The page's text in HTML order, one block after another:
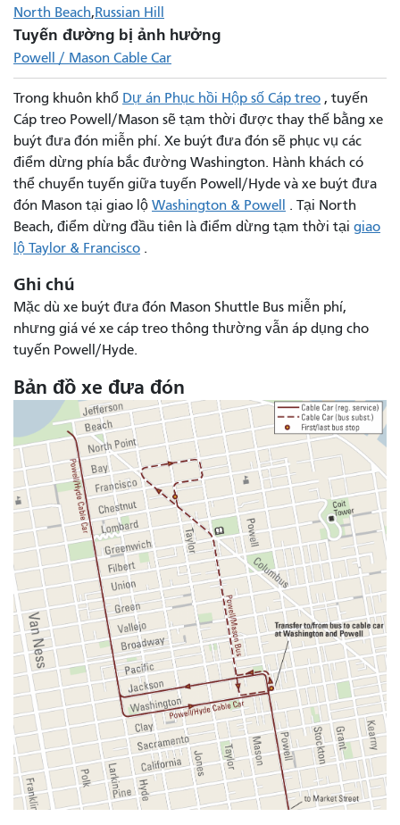
North Beach Russian Hill
Tuyến đường bị ảnh hưởng
Powell / Mason Cable Car
Trong khuôn khổ Dự án Phục hồi Hộp số Cáp treo , tuyến
Cáp treo Powell/Mason sẽ tạm thời được thay thế bằng xe
buýt đưa đón miễn phí. Xe buýt đưa đón sẽ phục vụ các
điểm dừng phía bắc đường Washington. Hành khách có
thể chuyển tuyến giữa tuyến Powell/Hyde và xe buýt đưa
đón Mason tại giao lộ Washington & Powell
. Tại North
Beach, điểm dừng đầu tiên là điểm dừng tạm thời tại giao
lộ Taylor & Francisco .
Ghi chú
Mặc dù xe buýt đưa đón Mason Shuttle Bus miễn phí,
nhưng giá vé xe cáp treo thông thường vẫn áp dụng cho
tuyến Powell/Hyde.
Bản đồ xe đưa đón